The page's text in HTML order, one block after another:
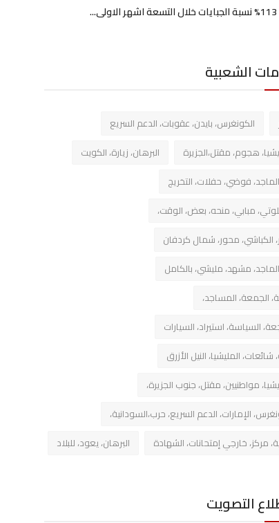
الشعبية
الكونغرس، بايدن، عقوبات، الدعم السريع
هجوم، مقتل،الجزيرة
البرهان، زيارة، الكويت
فوضي، حفلات، التخريج
مبابي، منحه، بعض، الوقت،
الكباشي، محور، شمال كردفان
مشهد، مليشي، بالكامل
الجمعة، المساجد،
السياسة، استيراد، السيارات
شائعات، المليشيا، النيل الأزرق
مواطنيين، مقتل، جنوب الجزيرة،
الإمارات، الدعم السريع، حرب،السودانية،
مركز، خارجي إمتحانات، الشهادة
البرهان، يعود، للبلاد
التصويت